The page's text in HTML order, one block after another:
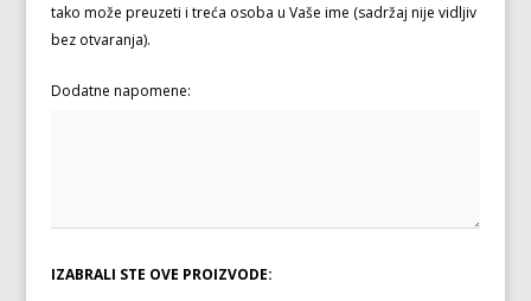
tako može preuzeti i treća osoba u Vaše ime (sadržaj nije vidljiv
bez otvaranja).
Dodatne napomene:
IZABRALI STE OVE PROIZVODE: